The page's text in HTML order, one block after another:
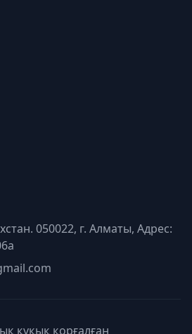
050022, г. Алматы, Адрес:
құқық қорғалған